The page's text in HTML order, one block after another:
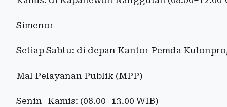
Simenor
Setiap Sabtu: di depan Kantor Pemda
Mal Pelayanan Publik (MPP)
Senin–Kamis: (08.00–13.00 WIB)